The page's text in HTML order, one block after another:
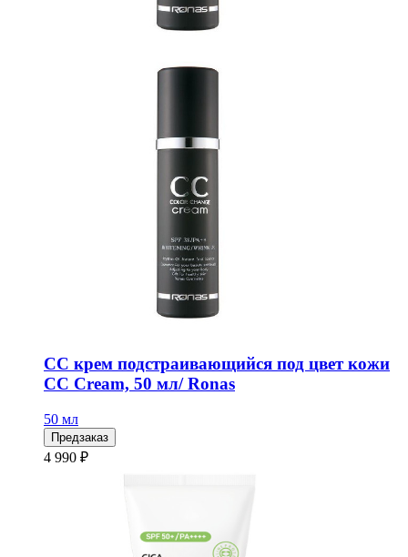
СС крем подстраивающийся под цвет кожи
CC Cream, 50 мл/ Ronas
50 мл
Предзаказ
4 990 ₽